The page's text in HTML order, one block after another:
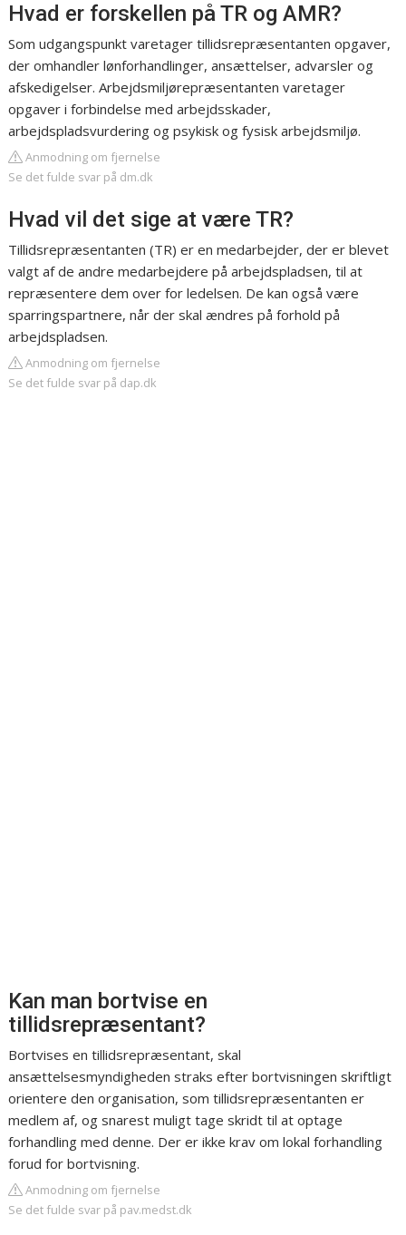
Hvad er forskellen på TR og AMR?
Som udgangspunkt varetager tillidsrepræsentanten opgaver,
der omhandler lønforhandlinger, ansættelser, advarsler og
afskedigelser. Arbejdsmiljørepræsentanten varetager
opgaver i forbindelse med arbejdsskader,
arbejdspladsvurdering og psykisk og fysisk arbejdsmiljø.
Anmodning om fjernelse
Se det fulde svar på dm.dk
Hvad vil det sige at være TR?
Tillidsrepræsentanten (TR) er en medarbejder, der er blevet
valgt af de andre medarbejdere på arbejdspladsen, til at
repræsentere dem over for ledelsen. De kan også være
sparringspartnere, når der skal ændres på forhold på
arbejdspladsen.
Anmodning om fjernelse
Se det fulde svar på dap.dk
Kan man bortvise en
tillidsrepræsentant?
Bortvises en tillidsrepræsentant, skal
ansættelsesmyndigheden straks efter bortvisningen skriftligt
orientere den organisation, som tillidsrepræsentanten er
medlem af, og snarest muligt tage skridt til at optage
forhandling med denne. Der er ikke krav om lokal forhandling
forud for bortvisning.
Anmodning om fjernelse
Se det fulde svar på pav.medst.dk